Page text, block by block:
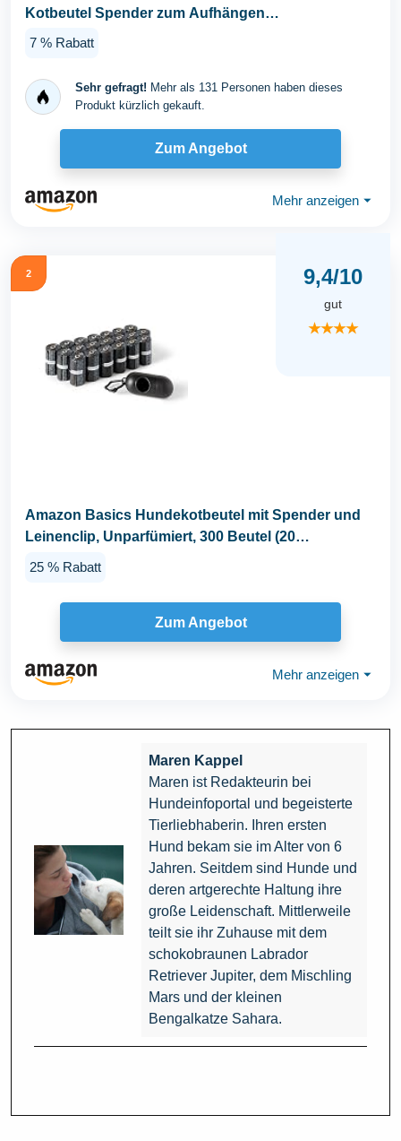
Kotbeutel Spender zum Aufhängen
Hundekotbeutel...
7 % Rabatt
Sehr gefragt! Mehr als 131 Personen haben dieses
Produkt kürzlich gekauft.
Zum Angebot
Mehr anzeigen ⏷
2 9,4/10
gut
★★★★
Amazon Basics Hundekotbeutel mit Spender und
Leinenclip, Unparfümiert, 300 Beutel (20
25 % Rabatt
Zum Angebot
Mehr anzeigen ⏷
Maren Kappel
Maren ist Redakteurin bei
Hundeinfoportal und begeisterte
Tierliebhaberin. Ihren ersten
Hund bekam sie im Alter von 6
Jahren. Seitdem sind Hunde und
deren artgerechte Haltung ihre
große Leidenschaft. Mittlerweile
teilt sie ihr Zuhause mit dem
schokobraunen Labrador
Retriever Jupiter, dem Mischling
Mars und der kleinen
Bengalkatze Sahara.